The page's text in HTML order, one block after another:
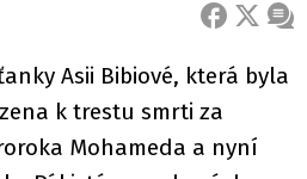
FACEBOOK
X
Asii Bibiové, která byla
k trestu smrti za
Mohameda a nyní